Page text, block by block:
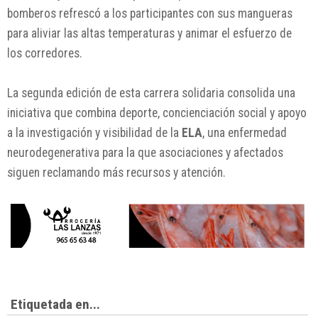
bomberos refrescó a los participantes con sus mangueras
para aliviar las altas temperaturas y animar el esfuerzo de
los corredores.
La segunda edición de esta carrera solidaria consolida una
iniciativa que combina deporte, concienciación social y apoyo
a la investigación y visibilidad de la ELA, una enfermedad
neurodegenerativa para la que asociaciones y afectados
siguen reclamando más recursos y atención.
Etiquetada en...